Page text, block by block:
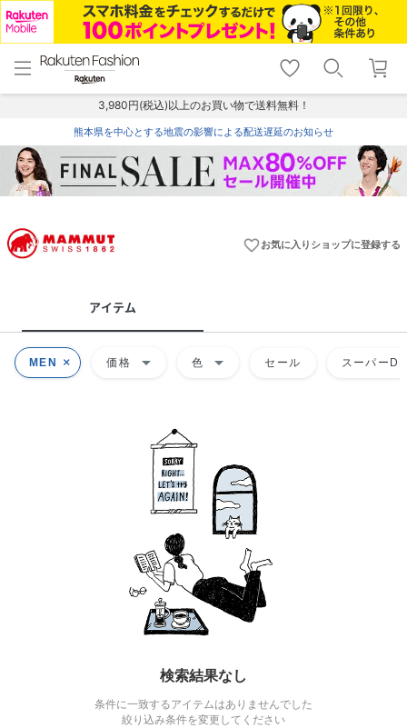
menu home
トップ
shopping_cart lock_outline
ログイン
3,980円(税込)以上のお買い物で送料無料！
熊本県を中心とする地震の影響による配送遅延のお知らせ
favorite_borderお気に入りショップに登録する
アイテム
MEN 価格 arrow_drop_down 色 arrow_drop_down セール スーパー
検索結果なし
条件に一致するアイテムはありませんでした
絞り込み条件を変更してください